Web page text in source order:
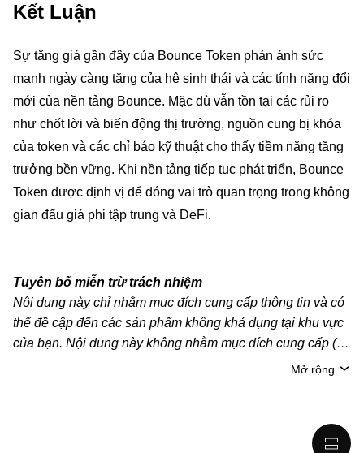
Kết Luận
Sự tăng giá gần đây của Bounce Token phản ánh sức
mạnh ngày càng tăng của hệ sinh thái và các tính năng đổi
mới của nền tảng Bounce. Mặc dù vẫn tồn tại các rủi ro
như chốt lời và biến động thị trường, nguồn cung bị khóa
của token và các chỉ báo kỹ thuật cho thấy tiềm năng tăng
trưởng bền vững. Khi nền tảng tiếp tục phát triển, Bounce
Token được định vị để đóng vai trò quan trọng trong không
gian đấu giá phi tập trung và DeFi.
Tuyên bố miễn trừ trách nhiệm
Nội dung này chỉ nhằm mục đích cung cấp thông tin và có
thể đề cập đến các sản phẩm không khả dụng tại khu vực
của bạn. Nội dung này không nhằm mục đích cung cấp (i)
lời khuyên hoặc khuyến nghị đầu tư; (ii) đề nghị hoặc chào
sản kỹ thuật số/crypto, bao gồm cả stablecoin, có mức độ
rủi ro cao và có thể biến động mạnh. Bạn nên cân nhắc kỹ
Mở rộng